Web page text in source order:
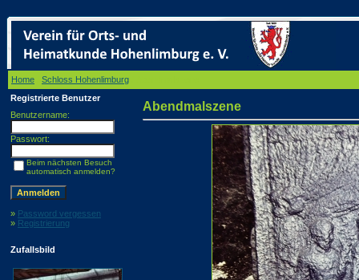
Home Schloss Hohenlimburg
Registrierte Benutzer
Benutzername:
Passwort:
Beim nächsten Besuch
automatisch anmelden?
» Password vergessen
» Registrierung
Zufallsbild
Abendmalszene